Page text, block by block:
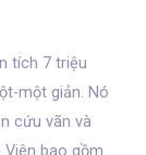
tích 7 triệu
một giản. Nó
cứu vãn và
Viên bao gồm